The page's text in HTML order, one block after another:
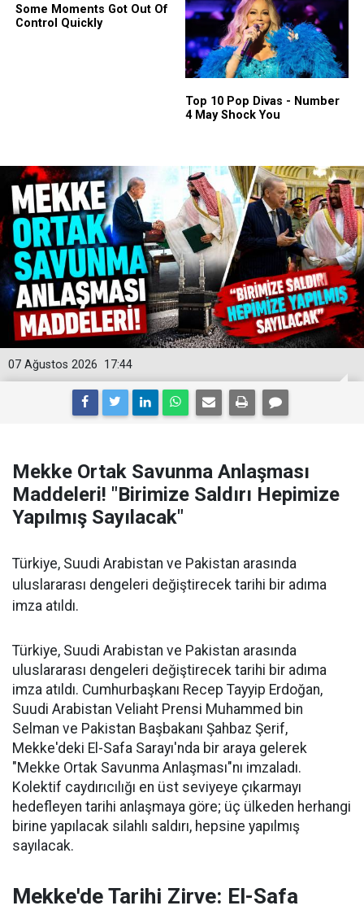
17:44
07 Ağustos 2026
Mekke Ortak Savunma Anlaşması
Maddeleri! "Birimize Saldırı Hepimize
Yapılmış Sayılacak"
Türkiye, Suudi Arabistan ve Pakistan arasında
uluslararası dengeleri değiştirecek tarihi bir adıma
imza atıldı.
Türkiye, Suudi Arabistan ve Pakistan arasında
uluslararası dengeleri değiştirecek tarihi bir adıma
imza atıldı. Cumhurbaşkanı Recep Tayyip Erdoğan,
Suudi Arabistan Veliaht Prensi Muhammed bin
Selman ve Pakistan Başbakanı Şahbaz Şerif,
Mekke'deki El-Safa Sarayı'nda bir araya gelerek
"Mekke Ortak Savunma Anlaşması"nı imzaladı.
Kolektif caydırıcılığı en üst seviyeye çıkarmayı
hedefleyen tarihi anlaşmaya göre; üç ülkeden herhangi
birine yapılacak silahlı saldırı, hepsine yapılmış
sayılacak.
Mekke'de Tarihi Zirve: El-Safa